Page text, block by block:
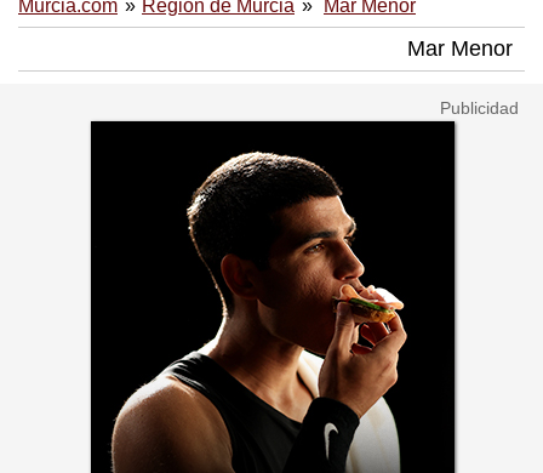
Murcia.com Región de Murcia Mar Menor
Mar Menor